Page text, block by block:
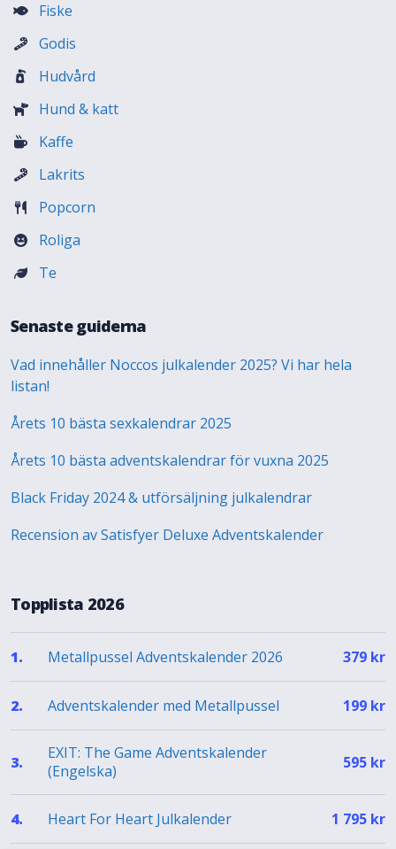
Fiske
Godis
Hudvård
Hund & katt
Kaffe
Lakrits
Popcorn
Roliga
Te
Senaste guiderna
Vad innehåller Noccos julkalender 2025? Vi har hela
listan!
Årets 10 bästa sexkalendrar 2025
Årets 10 bästa adventskalendrar för vuxna 2025
Black Friday 2024 & utförsäljning julkalendrar
Recension av Satisfyer Deluxe Adventskalender
Topplista 2026
1. Metallpussel Adventskalender 2026 379 kr
2. Adventskalender med Metallpussel 199 kr
3.
EXIT: The Game Adventskalender
(Engelska)
595 kr
4. Heart For Heart Julkalender 1 795 kr